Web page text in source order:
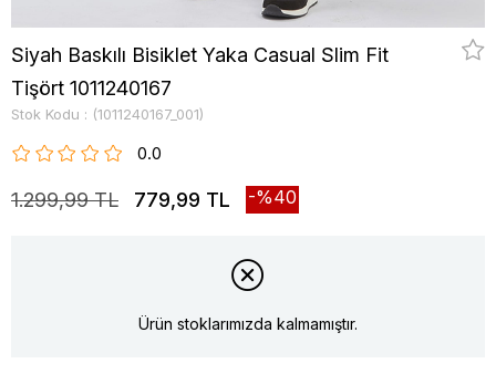
Siyah Baskılı Bisiklet Yaka Casual Slim Fit
Tişört 1011240167
Stok Kodu (1011240167_001)
0.0
1.299,99 TL 779,99 TL 40
Ürün stoklarımızda kalmamıştır.